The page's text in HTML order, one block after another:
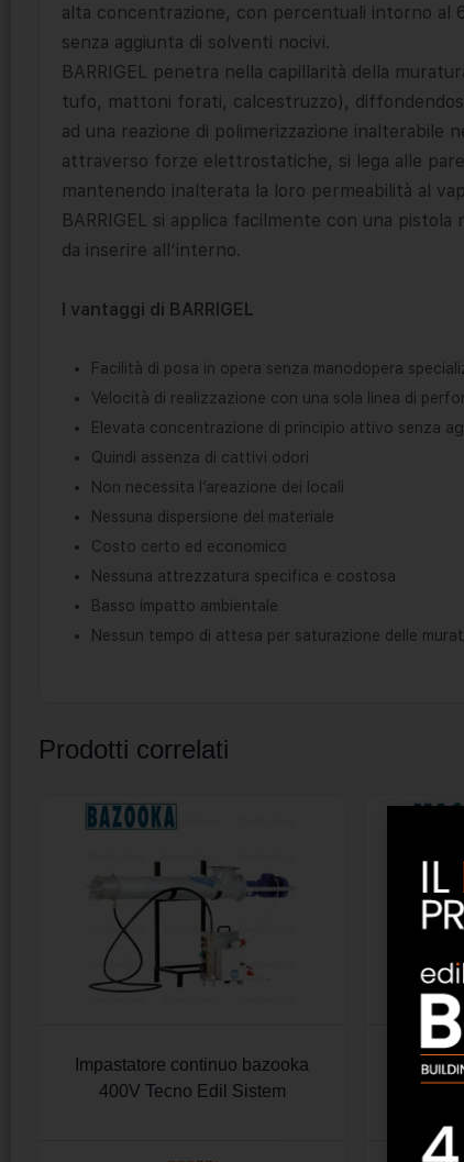
alta concentrazione, con percentuali intorno al
senza aggiunta di solventi nocivi.
BARRIGEL penetra nella capillarità della
tufo, mattoni forati, calcestruzzo),
ad una reazione di polimerizzazione inalterabile
attraverso forze elettrostatiche, si lega alle
mantenendo inalterata la loro permeabilità al
BARRIGEL si applica facilmente con una
da inserire all’interno.
I vantaggi di BARRIGEL
Facilità di posa in opera senza manodopera
Velocità di realizzazione con una sola linea di
Elevata concentrazione di principio attivo senza
Quindi assenza di cattivi odori
Non necessita l’areazione dei locali
Nessuna dispersione del materiale
Costo certo ed economico
Nessuna attrezzatura specifica e costosa
Basso impatto ambientale
Nessun tempo di attesa per saturazione delle
Prodotti correlati
Impastatore continuo bazooka
400V Tecno Edil Sistem